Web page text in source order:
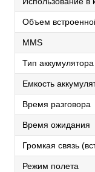
Объем
MMS
Тип аккумулятора
Емкость
Время разговора
Время ожидания
Режим полета